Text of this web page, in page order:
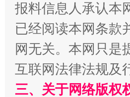
全民健身五年计划来了！等你
报料信息人承认本
已经阅读本网条款
网无关。本网只是
互联网法律法规及
三、关于网络版权